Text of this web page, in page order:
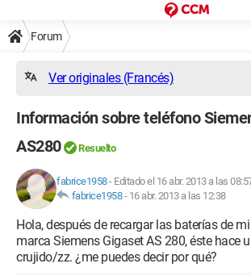
Forum
Ver originales (Francés)
Información sobre teléfono
AS280
Resuelto
fabrice1958- Editado el 16 abr. 2013 a las
fabrice1958- 16 abr. 2013 a las 12:38
Hola, después de recargar las baterías de
marca Siemens Gigaset AS 280, éste hace
crujido/zz. ¿me puedes decir por qué?